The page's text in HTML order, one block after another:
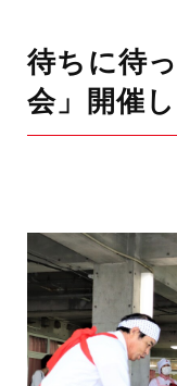
待ちに待
会」開催